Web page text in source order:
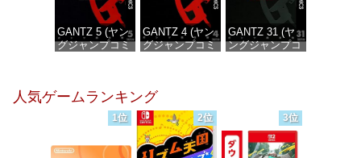
GANTZ 5 (ヤン
グジャンプコミ
GANTZ 4 (ヤン
グジャンプコミ
GANTZ 31 (ヤ
ングジャンプコ
人気ゲームランキング
1位 2位 3位